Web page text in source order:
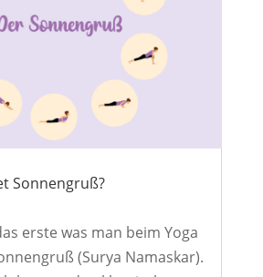
Sonnengruß?
erste was man beim Yoga
(Surya Namaskar).